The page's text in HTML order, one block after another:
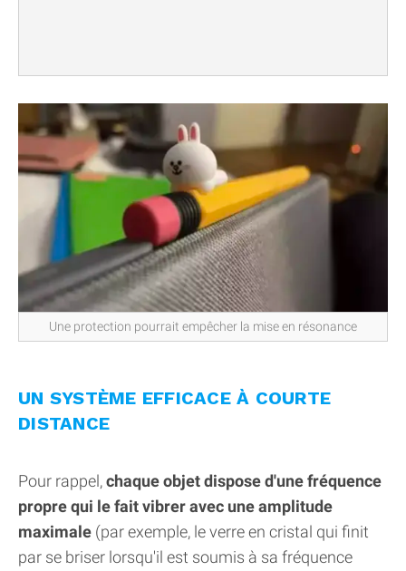
Une protection pourrait empêcher la mise en résonance
UN SYSTÈME EFFICACE À COURTE
DISTANCE
Pour rappel,chaque objet dispose d'une fréquence
propre qui le fait vibrer avec une amplitude
maximale (par exemple, le verre en cristal qui finit
par se briser lorsqu'il est soumis à sa fréquence